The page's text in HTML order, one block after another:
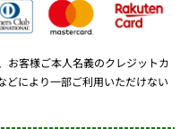
客様ご本人名義のクレジットカ
により一部ご利用いただけない